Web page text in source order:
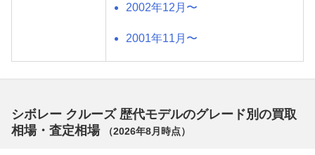
2002年12月〜
2001年11月〜
シボレー クルーズ 歴代モデルのグレード別の買取
相場・査定相場
（2026年8月 時点）